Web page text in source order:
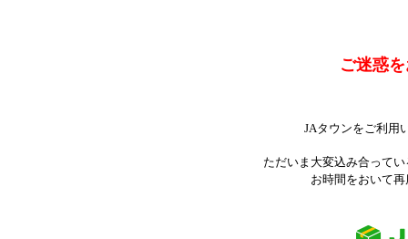
ご迷惑
JAタウンをご利用
ただいま大変込み合って
お時間をおいて